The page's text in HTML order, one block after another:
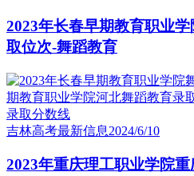
2023年长春早期教育职业
取位次-舞蹈教育
吉林高考最新信息2024/6/10
2023年重庆理工职业学院